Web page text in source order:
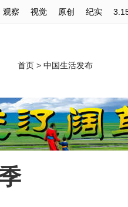
观察 视觉 原创 纪实
首页 > 中国生活发布